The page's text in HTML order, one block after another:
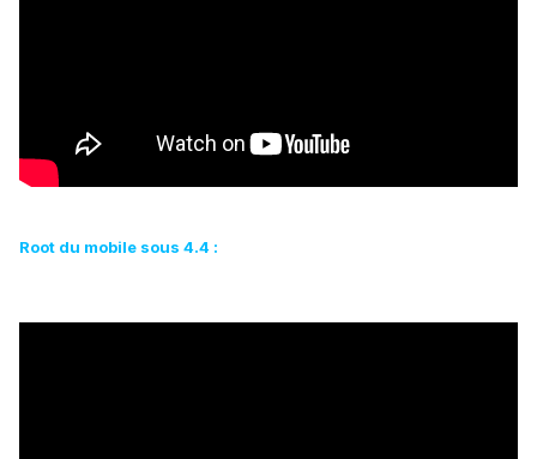
Root du mobile sous 4.4 :